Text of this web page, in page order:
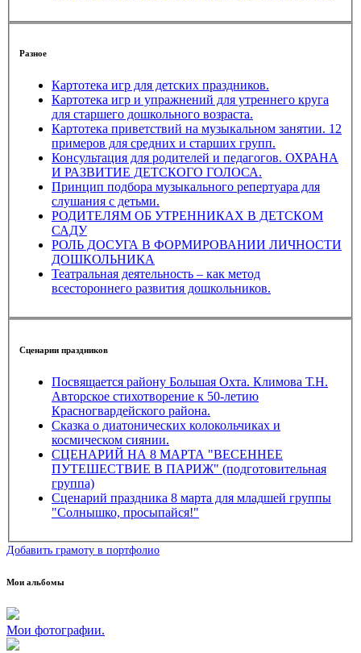
Разное
Картотека игр для детских праздников.
Картотека игр и упражнений для утреннего круга
для старшего дошкольного возраста.
Картотека приветствий на музыкальном занятии. 12
примеров для средних и старших групп.
Консультация для родителей и педагогов. ОХРАНА
И РАЗВИТИЕ ДЕТСКОГО ГОЛОСА.
Принцип подбора музыкального репертуара для
слушания с детьми.
РОДИТЕЛЯМ ОБ УТРЕННИКАХ В ДЕТСКОМ
САДУ
РОЛЬ ДОСУГА В ФОРМИРОВАНИИ ЛИЧНОСТИ
ДОШКОЛЬНИКА
Театральная деятельность – как метод
всестороннего развития дошкольников.
Сценарии праздников
Посвящается району Большая Охта. Климова Т.Н.
Авторское стихотворение к 50-летию
Красногвардейского района.
Сказка о диатонических колокольчиках и
космическом сиянии.
СЦЕНАРИЙ НА 8 МАРТА "ВЕСЕННЕЕ
ПУТЕШЕСТВИЕ В ПАРИЖ" (подготовительная
группа)
Сценарий праздника 8 марта для младшей группы
"Солнышко, просыпайся!"
Добавить грамоту в портфолио
Мои альбомы
Мои фотографии.